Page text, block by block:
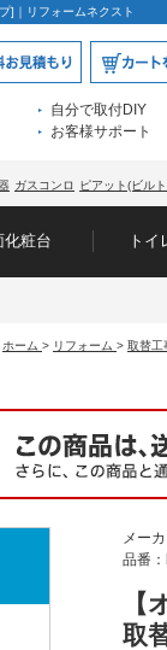
]｜リフォームネクスト
自分で取付DIY
お客様サポート
ガスコンロ ピアット(ビル
化粧台 トイ
ホーム > リフォーム > 取替工
メー
品番
【
取